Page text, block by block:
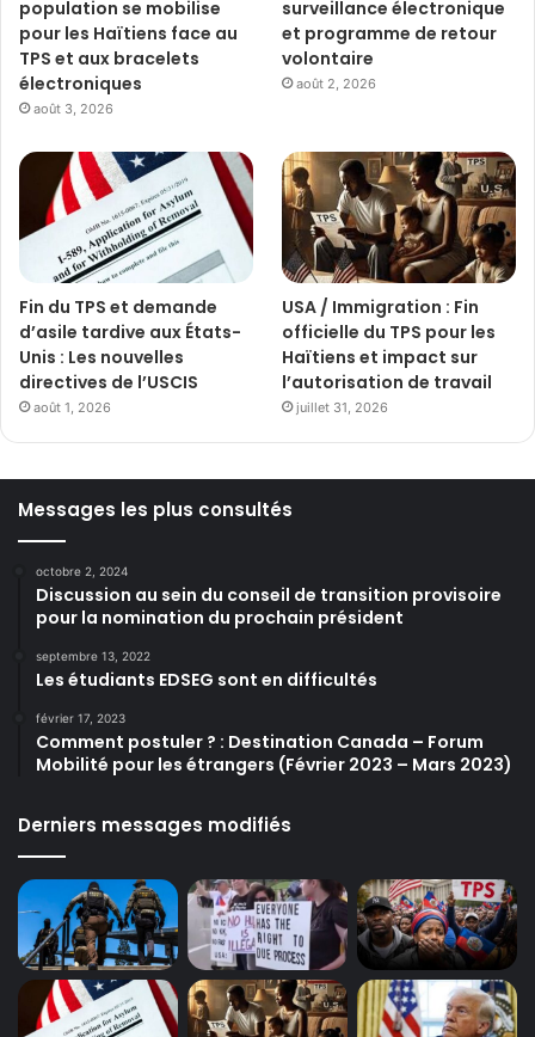
population se mobilise
pour les Haïtiens face au
TPS et aux bracelets
électroniques
août 3, 2026
surveillance électronique
et programme de retour
volontaire
août 2, 2026
Fin du TPS et demande
d’asile tardive aux États-
Unis : Les nouvelles
directives de l’USCIS
août 1, 2026
USA / Immigration : Fin
officielle du TPS pour les
Haïtiens et impact sur
l’autorisation de travail
juillet 31, 2026
Messages les plus consultés
octobre 2, 2024
Discussion au sein du conseil de transition provisoire
pour la nomination du prochain président
septembre 13, 2022
Les étudiants EDSEG sont en difficultés
février 17, 2023
Comment postuler ? : Destination Canada – Forum
Mobilité pour les étrangers (Février 2023 – Mars 2023)
Derniers messages modifiés